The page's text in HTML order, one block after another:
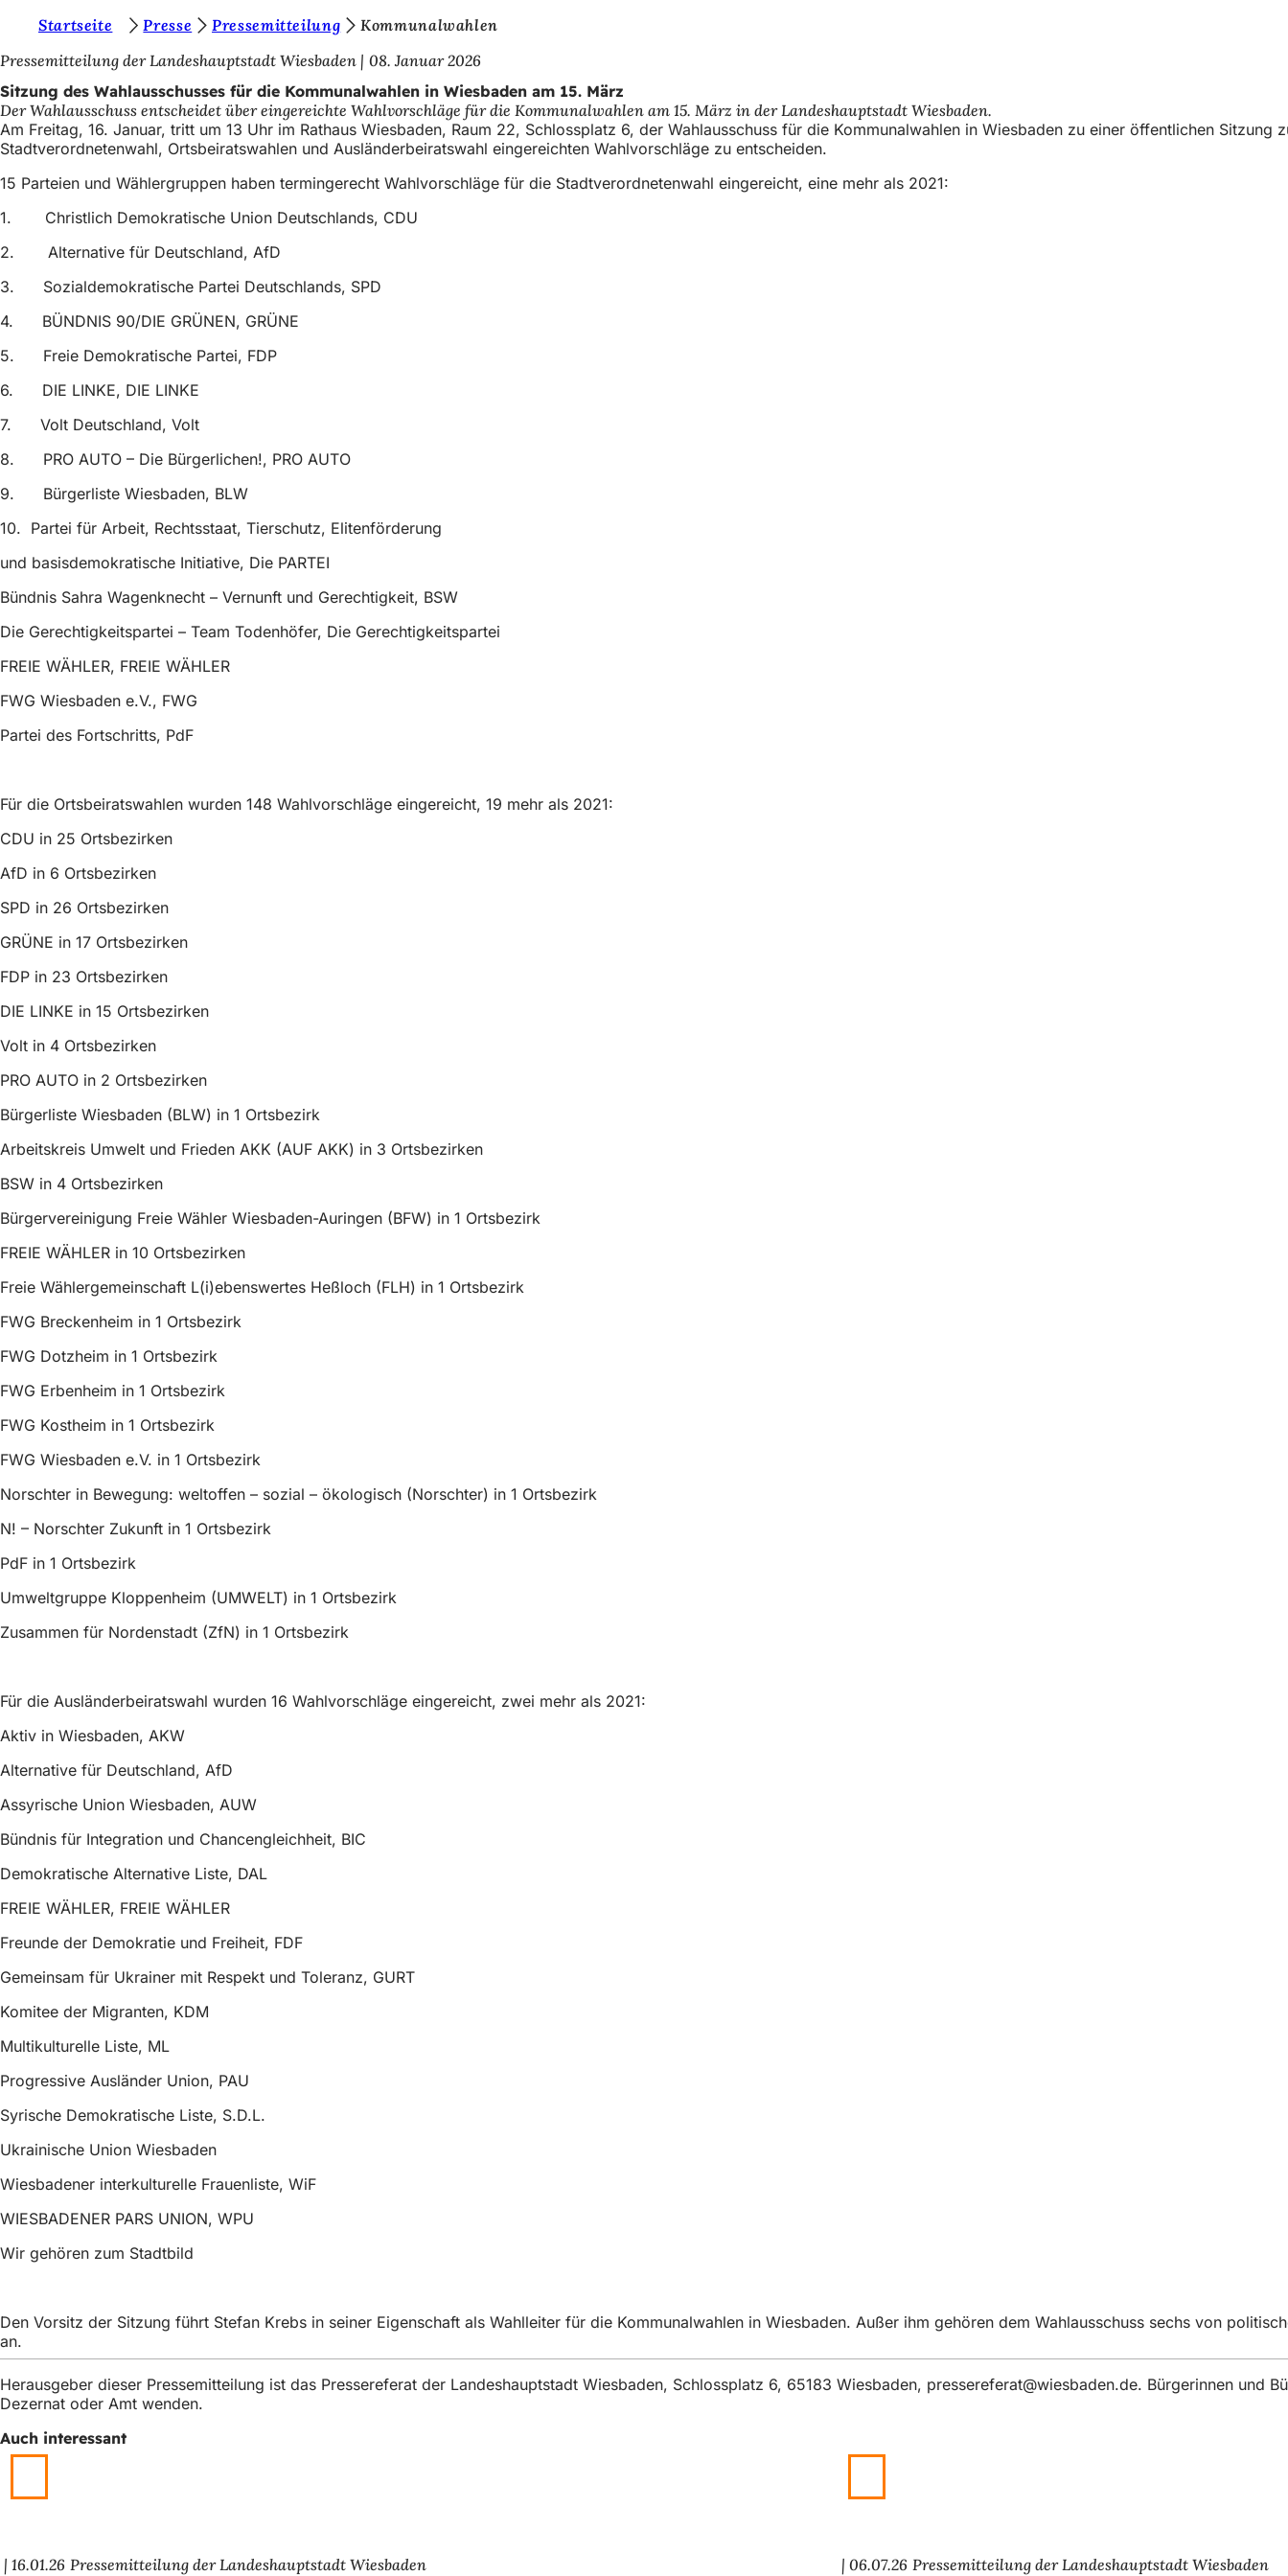
Inhalt anspringen
i
e
b
e
f
i
d
e
n
s
i
c
h
h
i
e
r
:
Startseite Presse Pressemitteilung
Kommunalwahlen
Pressemitteilung der Landeshauptstadt Wiesbaden
08. Januar 2026
Sitzung des Wahlausschusses für die Kommunalwahlen in Wiesbaden am 15. März
Der Wahlausschuss entscheidet über eingereichte Wahlvorschläge für die Kommunalwahlen am 15. März in der Landeshauptstadt Wiesbaden.
Am Freitag, 16. Januar, tritt um 13 Uhr im Rathaus Wiesbaden, Raum 22, Schlossplatz 6, der Wahlausschuss für die Kommunalwahlen in Wiesbaden zu einer öffentlichen Sitzung
Stadtverordnetenwahl, Ortsbeiratswahlen und Ausländerbeiratswahl eingereichten Wahlvorschläge zu entscheiden.
15 Parteien und Wählergruppen haben termingerecht Wahlvorschläge für die Stadtverordnetenwahl eingereicht, eine mehr als 2021:
1. Christlich Demokratische Union Deutschlands, CDU
2. Alternative für Deutschland, AfD
3. Sozialdemokratische Partei Deutschlands, SPD
4. BÜNDNIS 90/DIE GRÜNEN, GRÜNE
5. Freie Demokratische Partei, FDP
6. DIE LINKE, DIE LINKE
7. Volt Deutschland, Volt
8. PRO AUTO – Die Bürgerlichen!, PRO AUTO
9. Bürgerliste Wiesbaden, BLW
10. Partei für Arbeit, Rechtsstaat, Tierschutz, Elitenförderung
und basisdemokratische Initiative, Die PARTEI
Bündnis Sahra Wagenknecht – Vernunft und Gerechtigkeit, BSW
Die Gerechtigkeitspartei – Team Todenhöfer, Die Gerechtigkeitspartei
FREIE WÄHLER, FREIE WÄHLER
FWG Wiesbaden e.V., FWG
Partei des Fortschritts, PdF
Für die Ortsbeiratswahlen wurden 148 Wahlvorschläge eingereicht, 19 mehr als 2021:
CDU in 25 Ortsbezirken
AfD in 6 Ortsbezirken
SPD in 26 Ortsbezirken
GRÜNE in 17 Ortsbezirken
FDP in 23 Ortsbezirken
DIE LINKE in 15 Ortsbezirken
Volt in 4 Ortsbezirken
PRO AUTO in 2 Ortsbezirken
Bürgerliste Wiesbaden (BLW) in 1 Ortsbezirk
Arbeitskreis Umwelt und Frieden AKK (AUF AKK) in 3 Ortsbezirken
BSW in 4 Ortsbezirken
Bürgervereinigung Freie Wähler Wiesbaden-Auringen (BFW) in 1 Ortsbezirk
FREIE WÄHLER in 10 Ortsbezirken
Freie Wählergemeinschaft L(i)ebenswertes Heßloch (FLH) in 1 Ortsbezirk
FWG Breckenheim in 1 Ortsbezirk
FWG Dotzheim in 1 Ortsbezirk
FWG Erbenheim in 1 Ortsbezirk
FWG Kostheim in 1 Ortsbezirk
FWG Wiesbaden e.V. in 1 Ortsbezirk
Norschter in Bewegung: weltoffen – sozial – ökologisch (Norschter) in 1 Ortsbezirk
N! – Norschter Zukunft in 1 Ortsbezirk
PdF in 1 Ortsbezirk
Umweltgruppe Kloppenheim (UMWELT) in 1 Ortsbezirk
Zusammen für Nordenstadt (ZfN) in 1 Ortsbezirk
Für die Ausländerbeiratswahl wurden 16 Wahlvorschläge eingereicht, zwei mehr als 2021:
Aktiv in Wiesbaden, AKW
Alternative für Deutschland, AfD
Assyrische Union Wiesbaden, AUW
Bündnis für Integration und Chancengleichheit, BIC
Demokratische Alternative Liste, DAL
FREIE WÄHLER, FREIE WÄHLER
Freunde der Demokratie und Freiheit, FDF
Gemeinsam für Ukrainer mit Respekt und Toleranz, GURT
Komitee der Migranten, KDM
Multikulturelle Liste, ML
Progressive Ausländer Union, PAU
Syrische Demokratische Liste, S.D.L.
Ukrainische Union Wiesbaden
Wiesbadener interkulturelle Frauenliste, WiF
WIESBADENER PARS UNION, WPU
Wir gehören zum Stadtbild
Den Vorsitz der Sitzung führt Stefan Krebs in seiner Eigenschaft als Wahlleiter für die Kommunalwahlen in Wiesbaden. Außer ihm gehören dem Wahlausschuss sechs von
an.
Herausgeber dieser Pressemitteilung ist das Pressereferat der Landeshauptstadt Wiesbaden, Schlossplatz 6, 65183 Wiesbaden, pressereferat wiesbaden de. Bürgerinnen und
Dezernat oder Amt wenden.
Auch interessant
16.01.26 Pressemitteilung der Landeshauptstadt Wiesbaden 06.07.26 Pressemitteilung der Landeshauptstadt Wiesbaden